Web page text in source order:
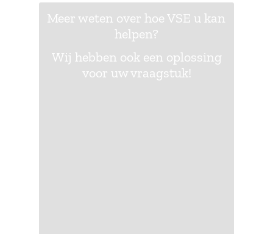
Meer weten over hoe VSE u kan
helpen?
Wij hebben ook een oplossing
voor uw vraagstuk!